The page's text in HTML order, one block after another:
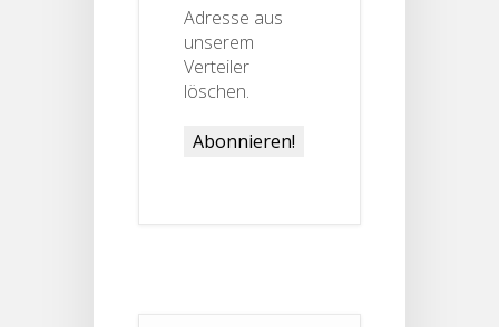
Adresse aus
unserem
Verteiler
löschen.